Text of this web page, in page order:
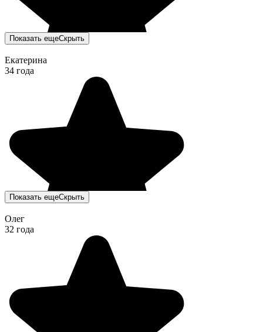
Показать ещеСкрыть
Екатерина
34 года
Показать ещеСкрыть
Олег
32 года